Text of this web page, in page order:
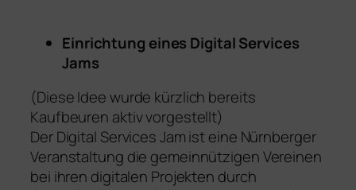
Einrichtung eines Digital Services
Jams
(Diese Idee wurde kürzlich bereits
Kaufbeuren aktiv vorgestellt)
Der Digital Services Jam ist eine Nürnberger
Veranstaltung die gemeinnützigen Vereinen
bei ihren digitalen Projekten durch